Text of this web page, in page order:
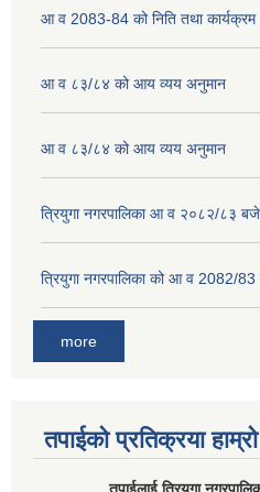
आ व 2083-84 को निति तथा कार्यक्रम
आ व ८३/८४ को आय व्यय अनुमान
आ व ८३/८४ को आय व्यय अनुमान
त्रियुगा नगरपालिका आ व २०८२/८३
त्रियुगा नगरपालिका को आ व 2082/83
more
तपाईको प्रतिक्रया
तपाईलाई त्रियुगा